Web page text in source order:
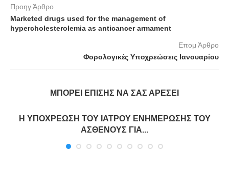
Προηγ Άρθρο
Marketed drugs used for the management of
hypercholesterolemia as anticancer armament
Επομ Άρθρο
Φορολογικές Υποχρεώσεις Ιανουαρίου
ΜΠΟΡΕΊ ΕΠΊΣΗΣ ΝΑ ΣΑΣ ΑΡΈΣΕΙ
Η ΥΠΟΧΡΕΩΣΗ ΤΟΥ ΙΑΤΡΟΥ ΕΝΗΜΕΡΩΣΗΣ ΤΟΥ
ΑΣΘΕΝΟΥΣ ΓΙΑ...